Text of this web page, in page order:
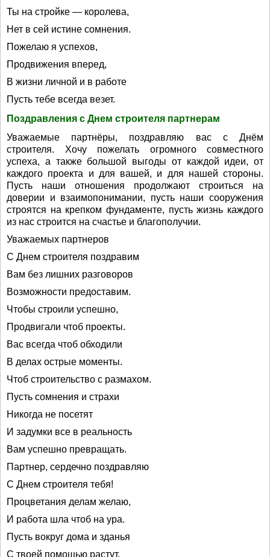
Ты на стройке — королева,
Нет в сей истине сомнения.
Пожелаю я успехов,
Продвижения вперед,
В жизни личной и в работе
Пусть тебе всегда везет.
Поздравления с Днем строителя партнерам
Уважаемые партнёры, поздравляю вас с Днём
строителя. Хочу пожелать огромного совместного
успеха, а также большой выгоды от каждой идеи, от
каждого проекта и для вашей, и для нашей стороны.
Пусть наши отношения продолжают строиться на
доверии и взаимопонимании, пусть наши сооружения
строятся на крепком фундаменте, пусть жизнь каждого
из нас строится на счастье и благополучии.
Уважаемых партнеров
С Днем строителя поздравим
Вам без лишних разговоров
Возможности предоставим.
Чтобы строили успешно,
Продвигали чтоб проекты.
Вас всегда чтоб обходили
В делах острые моменты.
Чтоб строительство с размахом.
Пусть сомнения и страхи
Никогда не посетят
И задумки все в реальность
Вам успешно превращать.
Партнер, сердечно поздравляю
С Днем строителя тебя!
Процветания делам желаю,
И работа шла чтоб на ура.
Пусть вокруг дома и зданья
С твоей помощью растут.